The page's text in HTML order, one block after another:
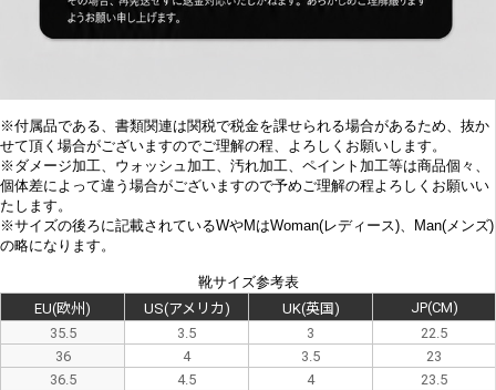
※付属品である、書類関連は関税で税金を課せられる場合があるため、抜か
せて頂く場合がございますのでご理解の程、よろしくお願いします。
※ ダメージ加工、 ウォッシュ加工、汚れ加工、ペイント加工等は商品個々、
個体差によって違う場合がございますので予めご理解の程よろしくお願いい
たします。
※サイズの後ろに記載されているWやMはWoman(レディース)、Man(メンズ)
の略になります。
靴サイズ参考表
EU(欧州)
US(アメリカ) UK(英国)
JP(CM)
35.5
3.5 3
22.5
36
4 3.5
23
36.5
4.5 4
23.5